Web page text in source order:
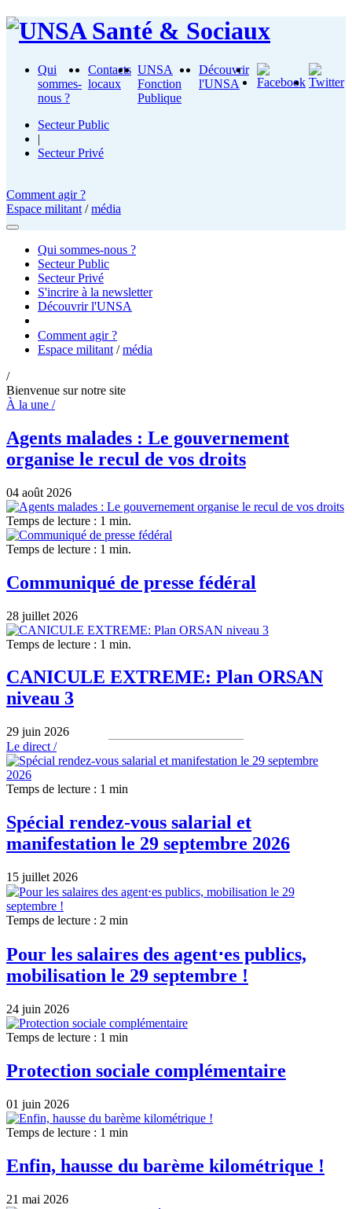
Qui
sommes-
nous ?
Contacts
locaux
UNSA
Fonction
Publique
Découvrir
l'UNSA
Secteur Public
|
Secteur Privé
Comment agir ?
Espace militant /média
Qui sommes-nous ?
Secteur Public
Secteur Privé
S'incrire à la newsletter
Découvrir l'UNSA
Comment agir ?
Espace militant /média
/
Bienvenue sur notre site
À la une /
Agents malades : Le gouvernement
organise le recul de vos droits
04 août 2026
Temps de lecture : 1 min.
Temps de lecture : 1 min.
Communiqué de presse fédéral
28 juillet 2026
Temps de lecture : 1 min.
CANICULE EXTREME: Plan ORSAN
niveau 3
29 juin 2026
Le direct /
Temps de lecture : 1 min
Spécial rendez-vous salarial et
manifestation le 29 septembre 2026
15 juillet 2026
Temps de lecture : 2 min
Pour les salaires des agent⋅es publics,
mobilisation le 29 septembre !
24 juin 2026
Temps de lecture : 1 min
Protection sociale complémentaire
01 juin 2026
Temps de lecture : 1 min
Enfin, hausse du barème kilométrique !
21 mai 2026